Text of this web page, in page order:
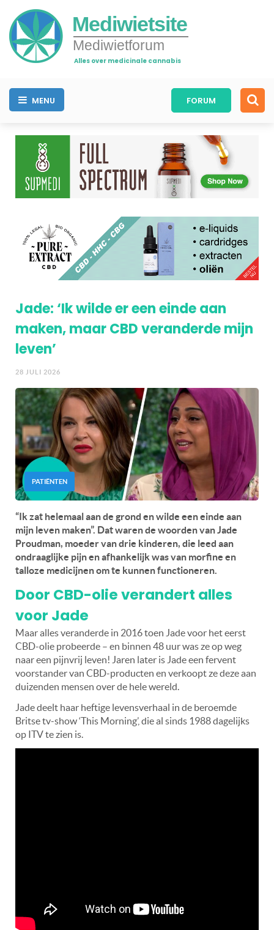
Mediwietsite
Mediwietforum
Alles over medicinale cannabis
MENU FORUM
Jade: ‘Ik wilde er een einde aan
maken, maar CBD veranderde mijn
leven’
28 JULI 2026
PATIËNTEN
“Ik zat helemaal aan de grond en wilde een einde aan
mijn leven maken”. Dat waren de woorden van Jade
Proudman, moeder van drie kinderen, die leed aan
ondraaglijke pijn en afhankelijk was van morfine en
talloze medicijnen om te kunnen functioneren.
Door CBD-olie verandert alles
voor Jade
Maar alles veranderde in 2016 toen Jade voor het eerst
CBD-olie probeerde – en binnen 48 uur was ze op weg
naar een pijnvrij leven! Jaren later is Jade een fervent
voorstander van CBD-producten en verkoopt ze deze aan
duizenden mensen over de hele wereld.
Jade deelt haar heftige levensverhaal in de beroemde
Britse tv-show ‘This Morning’, die al sinds 1988 dagelijks
op ITV te zien is.